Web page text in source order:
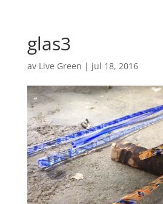
glas3
av Live Green | jul 18, 2016